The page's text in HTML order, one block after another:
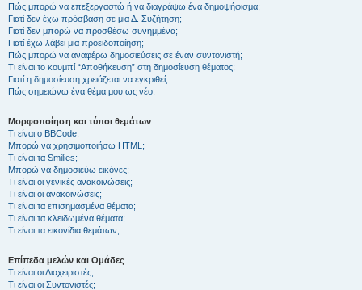
Πώς μπορώ να επεξεργαστώ ή να διαγράψω ένα δημοψήφισμα;
Γιατί δεν έχω πρόσβαση σε μια Δ. Συζήτηση;
Γιατί δεν μπορώ να προσθέσω συνημμένα;
Γιατί έχω λάβει μια προειδοποίηση;
Πώς μπορώ να αναφέρω δημοσιεύσεις σε έναν συντονιστή;
Τι είναι το κουμπί “Αποθήκευση” στη δημοσίευση θέματος;
Γιατί η δημοσίευση χρειάζεται να εγκριθεί;
Πώς σημειώνω ένα θέμα μου ως νέο;
Μορφοποίηση και τύποι θεμάτων
Τι είναι ο BBCode;
Μπορώ να χρησιμοποιήσω HTML;
Τι είναι τα Smilies;
Μπορώ να δημοσιεύω εικόνες;
Τι είναι οι γενικές ανακοινώσεις;
Τι είναι οι ανακοινώσεις;
Τι είναι τα επισημασμένα θέματα;
Τι είναι τα κλειδωμένα θέματα;
Τι είναι τα εικονίδια θεμάτων;
Επίπεδα μελών και Ομάδες
Τι είναι οι Διαχειριστές;
Τι είναι οι Συντονιστές;